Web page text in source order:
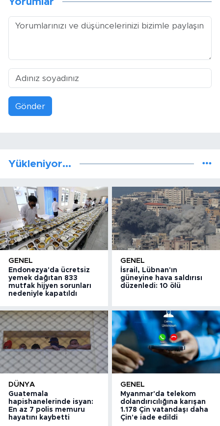
Gönder
Yükleniyor...
GENEL
Endonezya'da ücretsiz
yemek dağıtan 833
mutfak hijyen sorunları
nedeniyle kapatıldı
GENEL
İsrail, Lübnan'ın
güneyine hava saldırısı
düzenledi: 10 ölü
DÜNYA
Guatemala
hapishanelerinde isyan:
En az 7 polis memuru
hayatını kaybetti
GENEL
Myanmar'da telekom
dolandırıcılığına karışan
1.178 Çin vatandaşı daha
Çin'e iade edildi